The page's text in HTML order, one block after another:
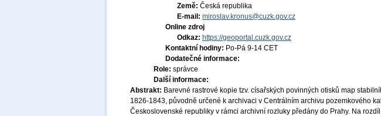
Země: Česká republika
E-mail: miroslav.kronus@cuzk.gov.cz
Online zdroj
Odkaz: https://geoportal.cuzk.gov.cz
Kontaktní hodiny: Po-Pá 9-14 CET
Dodatečné informace:
Role: správce
Další informace:
Abstrakt: Barevné rastrové kopie tzv. císařských povinných otisků map
1826-1843, původně určené k archivaci v Centrálním archivu pozemkového
Československé republiky v rámci archivní rozluky předány do Prahy. Na